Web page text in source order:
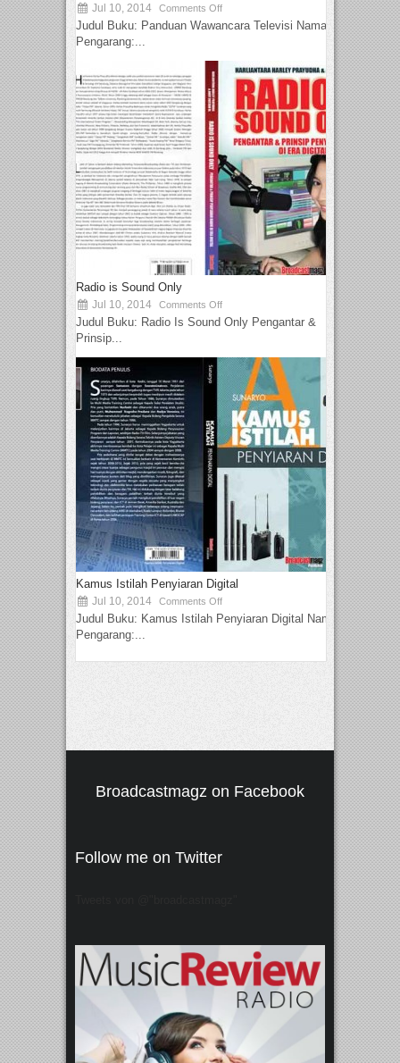
Jul 10, 2014 Comments Off
Judul Buku: Panduan Wawancara Televisi Nama
Pengarang:...
Radio is Sound Only
Jul 10, 2014 Comments Off
Judul Buku: Radio Is Sound Only Pengantar &
Prinsip...
Kamus Istilah Penyiaran Digital
Jul 10, 2014 Comments Off
Judul Buku: Kamus Istilah Penyiaran Digital Nama
Pengarang:...
Broadcastmagz on Facebook
Follow me on Twitter